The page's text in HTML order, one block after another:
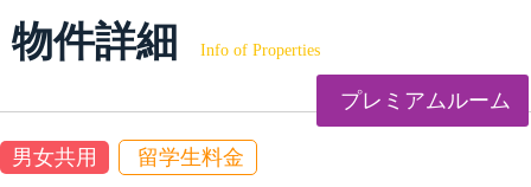
物件詳細 Info of Properties
プレミアムルーム
男女共用 留学生料金